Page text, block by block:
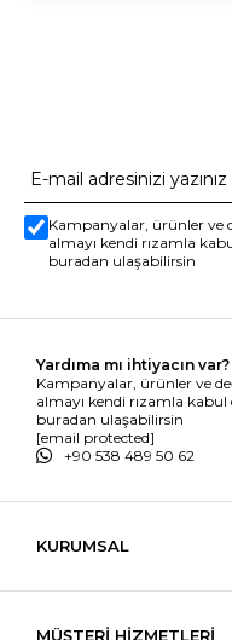
Kampanyalar, ürünler ve
almayı kendi rızamla
buradan ulaşabilirsin
Yardıma mı ihtiyacın var?
Kampanyalar, ürünler ve
almayı kendi rızamla
buradan ulaşabilirsin
[email protected]
+90 538 489 50 62
KURUMSAL
MÜŞTERİ HİZMETLERİ